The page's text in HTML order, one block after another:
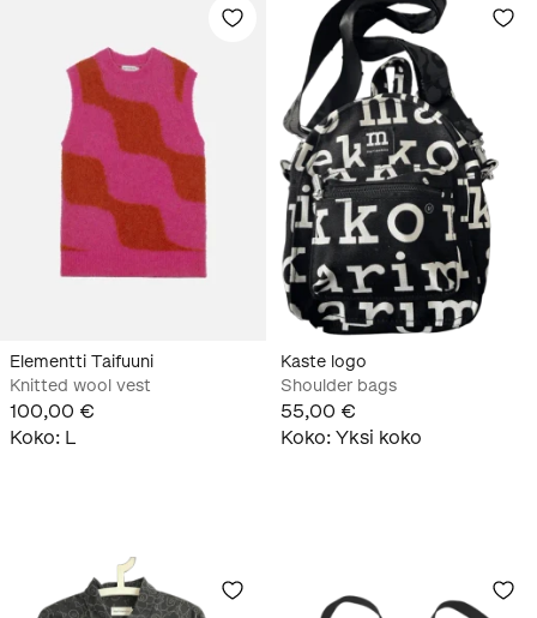
Elementti Taifuuni
Knitted wool vest
100,00 €
Koko: L
Kaste logo
Shoulder bags
55,00 €
Koko: Yksi koko